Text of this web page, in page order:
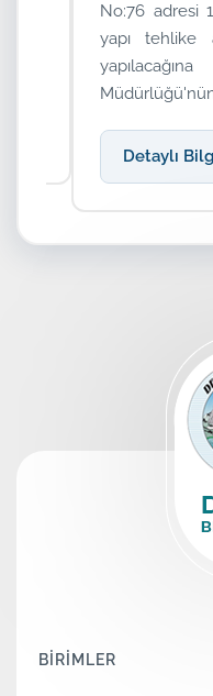
No:76 adresi
yapı tehlike
Müdürlüğü'nün
Detaylı Bilgi
BİRİMLER